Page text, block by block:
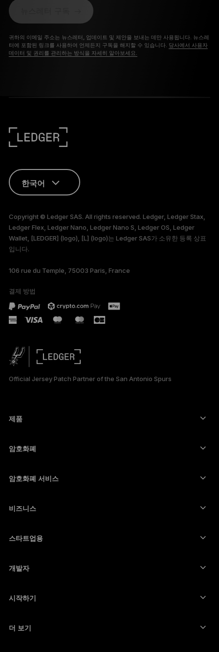
귀하의 이메일 주소는 뉴스레터, 업데이트 및 제안을 보내는 데만 사용됩니다. 뉴스레
터에 포함된 링크를 사용하여 언제든지 구독을 해지할 수 있습니다. 당사에서 사용자
데이터 및 권리를 관리하는 방식을 자세히 알아보세요.
한국어
FRANÇAIS
TÜRKÇE
DEUTSCH
PORTUGUÊS
ESPAÑOL
简体中文
Copyright © Ledger SAS. All rights reserved. Ledger, Ledger Stax,
Ledger Flex, Ledger Nano, Ledger Nano S, Ledger OS, Ledger
Wallet, [LEDGER] (logo), [L] (logo)는 Ledger SAS가 소유한 등록 상표
입니다.
106 rue du Temple, 75003 Paris, France
결제 방법
Official Jersey Patch Partner of the San Antonio Spurs
제품
하드웨어 지갑
Ledger Stax
Ledger Nano Classics
번들
모든 제품
암호화폐
이더리움 지갑
카르다노 지갑
모네로 지갑
모든 자산 보기
암호화폐 서비스
암호화폐 구매
암호화폐 스왑
비즈니스
스타트업용
개발자
시작하기
호환 가능한 지갑 및 서비스
더 보기